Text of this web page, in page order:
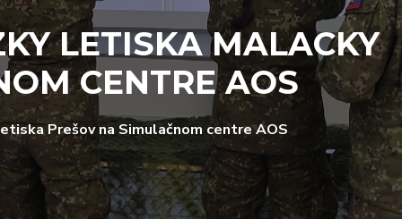
LETISKA MALACKY
CENTRE AOS
Prešov na Simulačnom centre AOS